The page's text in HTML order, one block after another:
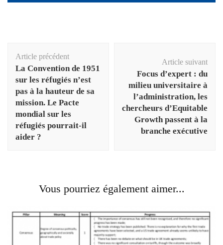
d'article
Article précédent
La Convention de 1951
sur les réfugiés n’est
pas à la hauteur de sa
mission. Le Pacte
mondial sur les
réfugiés pourrait-il
aider ?
Article suivant
Focus d’expert : du
milieu universitaire à
l’administration, les
chercheurs d’Equitable
Growth passent à la
branche exécutive
Vous pourriez également aimer...